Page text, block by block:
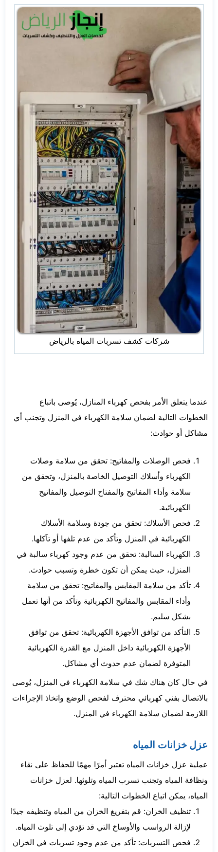
شركات كشف تسربات المياه بالرياض
عندما يتعلق الأمر بفحص كهرباء المنازل، يُوصى باتباع
الخطوات التالية لضمان سلامة الكهرباء في المنزل وتجنب أي
مشاكل أو حوادث:
فحص الوصلات والمفاتيح: تحقق من سلامة وصلات
الكهرباء وأسلاك التوصيل الخاصة بالمنزل، وتحقق من
سلامة وأداء المفاتيح والمفتاح التوصيل والمفاتيح
الكهربائية.
فحص الأسلاك: تحقق من جودة وسلامة الأسلاك
الكهربائية في المنزل وتأكد من عدم تلفها أو تآكلها.
الكهرباء السالبة: تحقق من عدم وجود كهرباء سالبة في
المنزل، حيث يمكن أن تكون خطرة وتسبب حوادث.
تأكد من سلامة المقابس والمفاتيح: تحقق من سلامة
وأداء المقابس والمفاتيح الكهربائية وتأكد من أنها تعمل
بشكل سليم.
التأكد من توافق الأجهزة الكهربائية: تحقق من توافق
الأجهزة الكهربائية داخل المنزل مع القدرة الكهربائية
المتوفرة لضمان عدم حدوث أي مشاكل.
في حال كان هناك شك في سلامة الكهرباء في المنزل، يُوصى
بالاتصال بفني كهربائي محترف لفحص الوضع واتخاذ الإجراءات
اللازمة لضمان سلامة الكهرباء في المنزل.
عزل خزانات المياه
عملية عزل خزانات المياه تعتبر أمرًا مهمًا للحفاظ على نقاء
ونظافة المياه وتجنب تسرب المياه وتلوثها. لعزل خزانات
المياه، يمكن اتباع الخطوات التالية:
تنظيف الخزان: قم بتفريغ الخزان من المياه وتنظيفه جيدًا
لإزالة الرواسب والأوساخ التي قد تؤدي إلى تلوث المياه.
فحص التسربات: تأكد من عدم وجود تسربات في الخزان